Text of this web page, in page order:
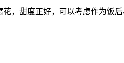
，甜度正好，可以考虑作为饭后